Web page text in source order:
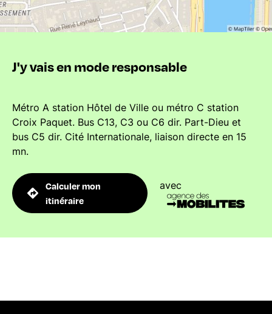
J'y vais en mode responsable
Métro A station Hôtel de Ville ou métro C station
Croix Paquet. Bus C13, C3 ou C6 dir. Part-Dieu et
bus C5 dir. Cité Internationale, liaison directe en 15
mn.
Calculer mon
itinéraire
avec